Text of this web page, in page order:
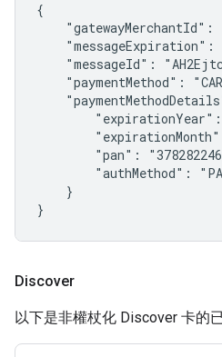
{
"gatewayMerchantId":
"messageExpiration":
"messageId":
"paymentMethod":
"expirationYear":
"pan":
"authMethod":
    }
}
Discover
以下是非權杖化 Discover 卡的